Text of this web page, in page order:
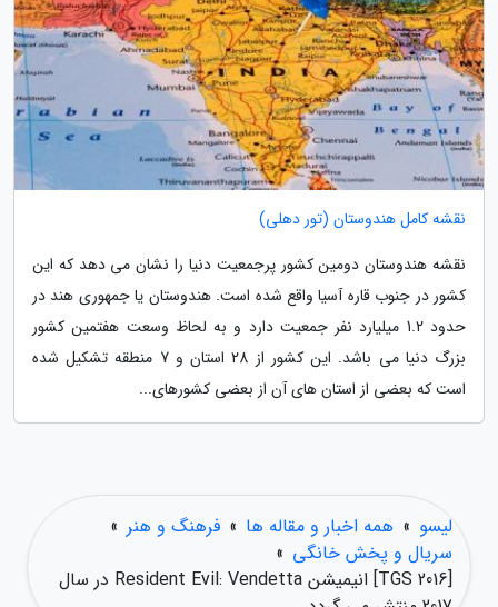
نقشه کامل هندوستان (تور دهلی)
نقشه هندوستان دومین کشور پرجمعیت دنیا را نشان می دهد که این
کشور در جنوب قاره آسیا واقع شده است. هندوستان یا جمهوری هند در
حدود 1.2 میلیارد نفر جمعیت دارد و به لحاظ وسعت هفتمین کشور
بزرگ دنیا می باشد. این کشور از 28 استان و 7 منطقه تشکیل شده
است که بعضی از استان های آن از بعضی کشورهای...
لیسو » همه اخبار و مقاله ها » فرهنگ و هنر »
سریال و پخش خانگی »
[TGS 2016] انیمیشن Resident Evil: Vendetta در سال